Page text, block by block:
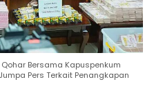
Bersama Kapuspenkum
Pers Terkait Penangkapan